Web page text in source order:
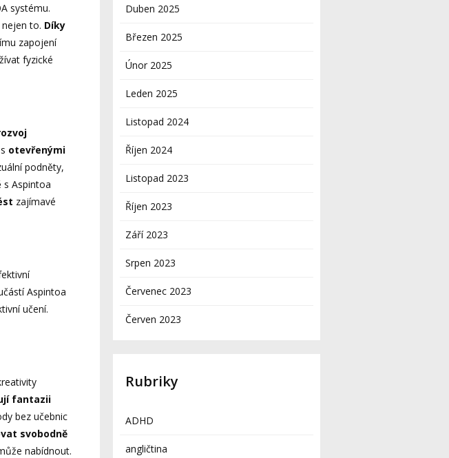
systému.
to. Díky
zapojení
fyzické
otevřenými
podněty,
s Aspintoa
zajímavé
Aspintoa
učení.
fantazii
bez učebnic
svobodně
nabídnout.
Duben 2025
Březen 2025
Únor 2025
Leden 2025
Listopad 2024
Říjen 2024
Listopad 2023
Říjen 2023
Září 2023
Srpen 2023
Červenec 2023
Červen 2023
Rubriky
ADHD
angličtina